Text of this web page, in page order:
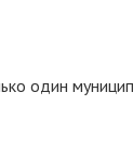
один